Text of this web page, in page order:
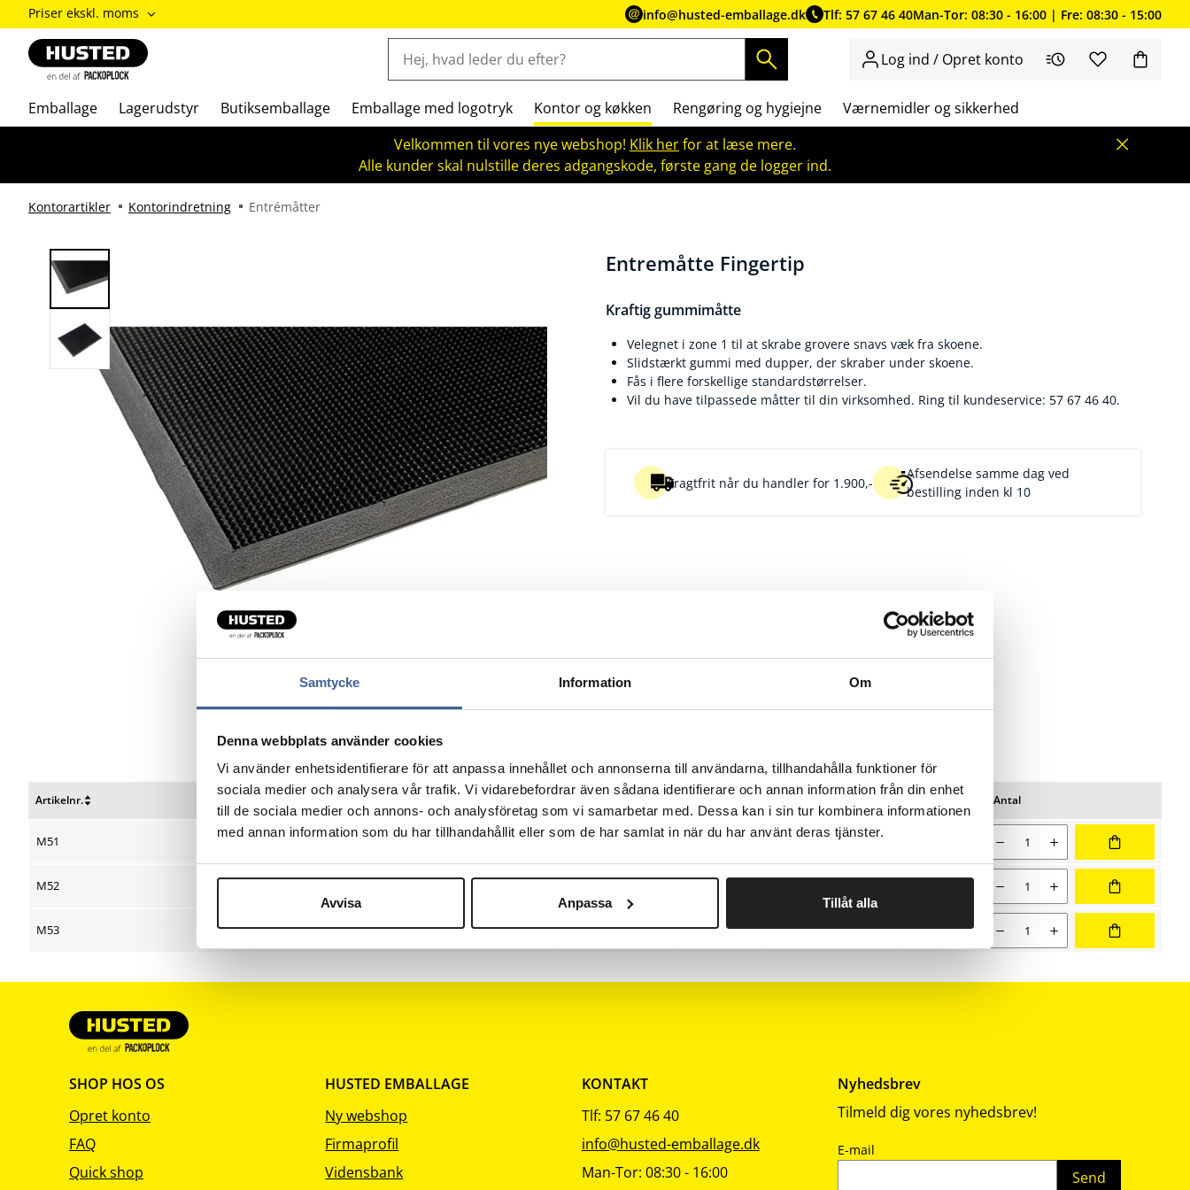
Samtycke Information Om
Denna webbplats använder cookies
Vi använder enhetsidentifierare för att anpassa innehållet och annonserna till användarna, tillhandahålla funktioner för
sociala medier och analysera vår trafik. Vi vidarebefordrar även sådana identifierare och annan information från din enhet
till de sociala medier och annons- och analysföretag som vi samarbetar med. Dessa kan i sin tur kombinera informationen
med annan information som du har tillhandahållit eller som de har samlat in när du har använt deras tjänster.
Avvisa Anpassa Tillåt alla
ændre
Priser
inkl.
moms
Priser
ekskl.
Priser ekskl. moms info@husted-emballage.dk Tlf: 57 67 46 40Man-Tor: 08:30 - 16:00 | Fre: 08:30 - 15:00
Log ind / Opret konto
Emballage Lagerudstyr Butiksemballage Emballage med logotryk Kontor og køkken Rengøring og hygiejne
Værnemidler og sikkerhed
Velkommen til vores nye webshop! Klik herfor at læse mere.
Alle kunder skal nulstille deres adgangskode, første gang de logger ind.
Kontorartikler Kontorindretning Entrémåtter
Entremåtte Fingertip
Kraftig gummimåtte
Velegnet i zone 1 til at skrabe grovere snavs væk fra skoene.
Slidstærkt gummi med dupper, der skraber under skoene.
Fås i flere forskellige standardstørrelser.
Vil du have tilpassede måtter til din virksomhed. Ring til kundeservice: 57 67 46 40.
Fragtfrit når du handler for 1.900,-
Afsendelse samme dag ved
bestilling inden kl 10
Artikelnr.
Nulstil
sortering
Nulstil
sortering
Nulstil
sortering
Nulstil
sortering
Nulstil
sortering
FavoritterAntal
M51 600 x 800 Sort 1 Nuværende salgspris 139,00 kr
139,00 Antal
M52 800 x 1000 Nuværende salgspris 279,00 krAntal
M53 900 x 1800 Sort 1 Nuværende salgspris 509,00 kr
509,00 Antal
SHOP HOS OS
Opret konto
FAQ
Quick shop
HUSTED EMBALLAGE
Ny webshop
Firmaprofil
Vidensbank
KONTAKT
Tlf: 57 67 46 40
info@husted-emballage.dk
Man-Tor: 08:30 - 16:00
Nyhedsbrev
Tilmeld dig vores nyhedsbrev!
E-mail
Send